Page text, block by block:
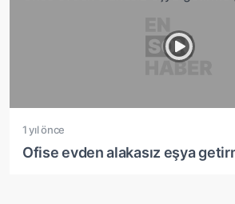
1 yıl önce
Ofise evden alakasız eşya